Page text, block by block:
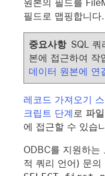
원본의 필드를
필드로 맵핑합니다.
중요사항 SQL 쿼
본에 접근하여 작
데이터 원본에 연
레코드 가져오기
크립트 단계로 파일
에 접근할 수 있습
ODBC를 지원하는
적 쿼리 언어) 문의